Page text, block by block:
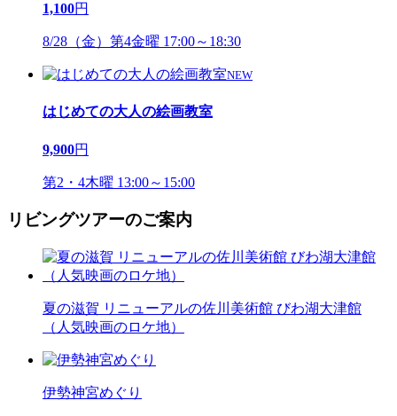
1,100円
8/28（金）第4金曜 17:00～18:30
NEW
はじめての大人の絵画教室
9,900円
第2・4木曜 13:00～15:00
リビングツアーのご案内
夏の滋賀 リニューアルの佐川美術館 びわ湖大津館
（人気映画のロケ地）
伊勢神宮めぐり